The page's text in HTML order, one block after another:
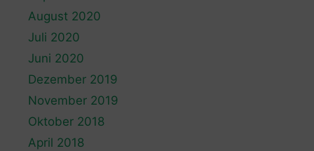
August 2020
Juli 2020
Juni 2020
Dezember 2019
November 2019
Oktober 2018
April 2018